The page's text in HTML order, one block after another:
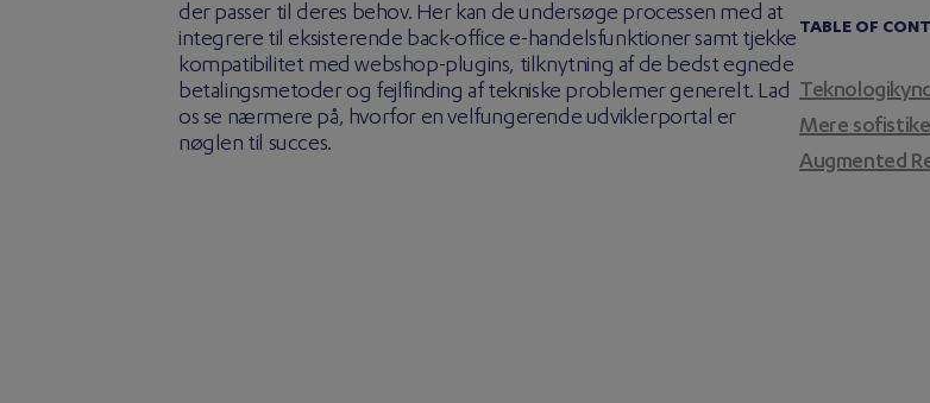
der passer til deres behov. Her kan de undersøge processen med at
integrere til eksisterende back-office e-handelsfunktioner samt tjekke
kompatibilitet med webshop-plugins, tilknytning af de bedst egnede
betalingsmetoder og fejlfinding af tekniske problemer generelt. Lad
os se nærmere på, hvorfor en velfungerende udviklerportal er
nøglen til succes.
TABLE OF
Mere
Augmented